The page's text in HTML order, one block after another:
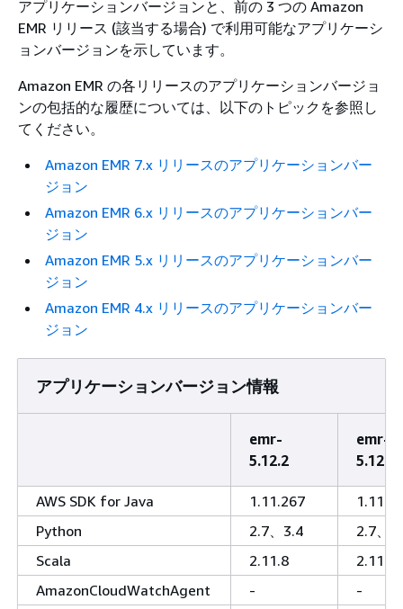
アプリケーションバージョンと、前の 3 つの Amazon
EMR リリース (該当する場合) で利用可能なアプリケーシ
ョンバージョンを示しています。
Amazon EMR の各リリースのアプリケーションバージョ
ンの包括的な履歴については、以下のトピックを参照し
てください。
Amazon EMR 7.x リリースのアプリケーションバー
ジョン
Amazon EMR 6.x リリースのアプリケーションバー
ジョン
Amazon EMR 5.x リリースのアプリケーションバー
ジョン
Amazon EMR 4.x リリースのアプリケーションバー
ジョン
アプリケーションバージョン情報
emr-
5.12.2
emr-
5.12.1
AWS SDK for Java 1.11.267
Python
2.7、3.4
2.7、
Scala
2.11.8
2.11.8
AmazonCloudWatchAgent
-
-